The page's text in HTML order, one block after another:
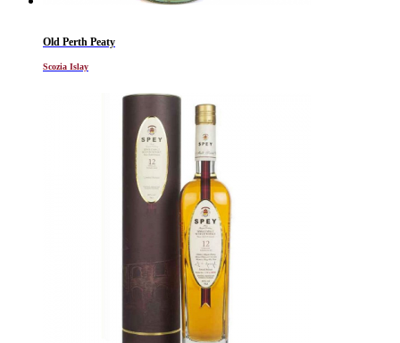
Old Perth Peaty
Scozia Islay